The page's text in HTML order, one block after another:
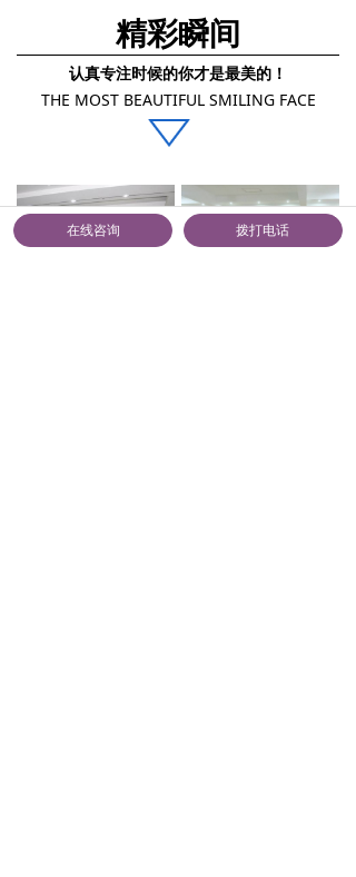
精彩瞬间
认真专注时候的你才是最美的 ！
THE MOST BEAUTIFUL SMILING FACE
在线咨询 拨打电话